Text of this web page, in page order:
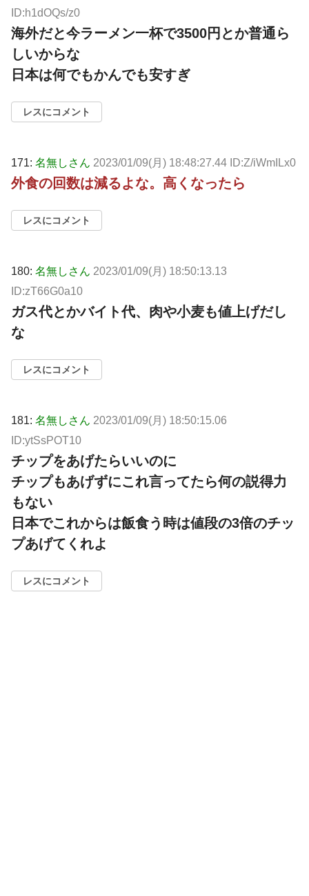
ID:h1dOQs/z0
海外だと今ラーメン一杯で3500円とか普通ら
しいからな
日本は何でもかんでも安すぎ
レスにコメント
171: 名無しさん 2023/01/09(月) 18:48:27.44 ID:Z/iWmILx0
外食の回数は減るよな。高くなったら
レスにコメント
180: 名無しさん 2023/01/09(月) 18:50:13.13
ID:zT66G0a10
ガス代とかバイト代、肉や小麦も値上げだし
な
レスにコメント
181: 名無しさん 2023/01/09(月) 18:50:15.06
ID:ytSsPOT10
チップをあげたらいいのに
チップもあげずにこれ言ってたら何の説得力
もない
日本でこれからは飯食う時は値段の3倍のチッ
プあげてくれよ
レスにコメント